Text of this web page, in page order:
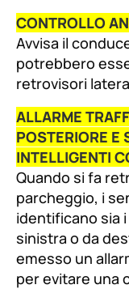
CONTROLLO
Avvisa il
potrebbero
retrovisori
ALLARME
POSTERIORE E
INTELLIGENTI
Quando si fa
parcheggio, i
identificano sia
sinistra o da
emesso un
per evitare una